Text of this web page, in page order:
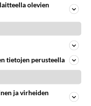
lannistua.
hän ällistyy
olevien
tietojen perusteella
ja virheiden